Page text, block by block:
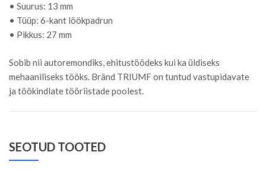
• Suurus: 13 mm
• Tüüp: 6-kant löökpadrun
• Pikkus: 27 mm
Sobib nii autoremondiks, ehitustöödeks kui ka üldiseks
mehaaniliseks tööks. Bränd TRIUMF on tuntud vastupidavate
ja töökindlate tööriistade poolest.
SEOTUD TOOTED